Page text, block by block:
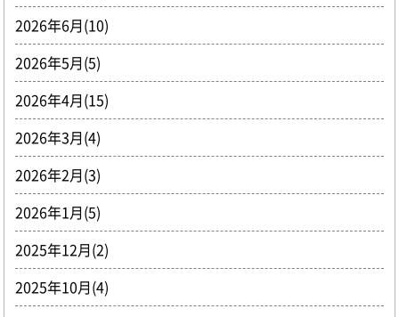
2026年6月(10)
2026年5月(5)
2026年4月(15)
2026年3月(4)
2026年2月(3)
2026年1月(5)
2025年12月(2)
2025年10月(4)